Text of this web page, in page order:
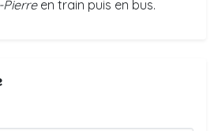
en train puis en bus.